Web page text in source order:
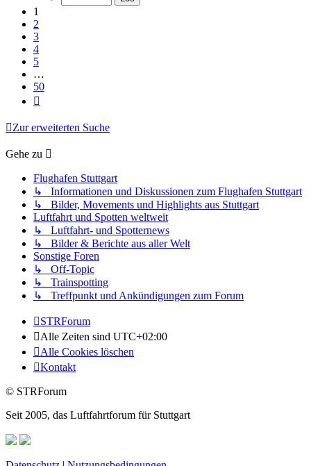
1
2
3
4
5
…
50
Zur erweiterten Suche
Gehe zu
Flughafen Stuttgart
↳ Informationen und Diskussionen zum Flughafen Stuttgart
↳ Bilder, Movements und Highlights aus Stuttgart
Luftfahrt und Spotten weltweit
↳ Luftfahrt- und Spotternews
↳ Bilder & Berichte aus aller Welt
Sonstige Foren
↳ Off-Topic
↳ Trainspotting
↳ Treffpunkt und Ankündigungen zum Forum
STRForum
Alle Zeiten sind UTC+02:00
Alle Cookies löschen
Kontakt
© STRForum
Seit 2005, das Luftfahrtforum für Stuttgart